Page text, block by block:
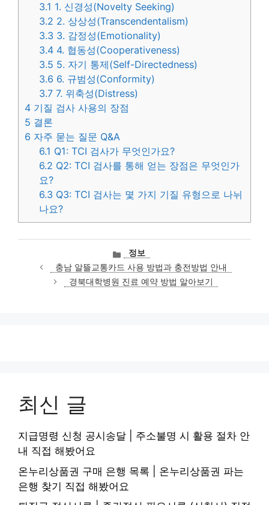
3.1 1. 신경성(Novelty Seeking)
3.2 2. 상상성(Transcendentalism)
3.3 3. 감정성(Emotionality)
3.4 4. 협동성(Cooperativeness)
3.5 5. 자기 통제(Self-Directedness)
3.6 6. 규범성(Conformity)
3.7 7. 위축성(Distress)
4 기질 검사 사용의 장점
5 결론
6 자주 묻는 질문 Q&A
6.1 Q1: TCI 검사가 무엇인가요?
6.2 Q2: TCI 검사를 통해 얻는 장점은 무엇인가
요?
6.3 Q3: TCI 검사는 몇 가지 기질 유형으로 나뉘
나요?
카
테
고
리
정보
충남 알뜰교통카드 사용 방법과 충전방법 안내
경북대학병원 진료 예약 방법 알아보기
최신 글
지급명령 신청 공시송달 | 주소불명 시 활용 절차 안
내 직접 해봤어요
온누리상품권 구매 은행 목록 | 온누리상품권 파는
은행 찾기 직접 해봤어요